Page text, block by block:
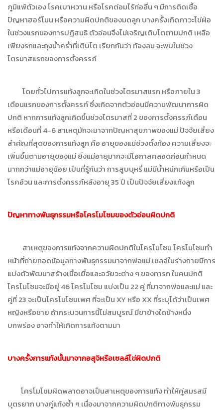
ภูมิแพ้ตัวเอง โรคเบาหวาน หรือโรคต่อมไร้ท่ออื่น ๆ มีการติดเชื้อ
ปัญหาฮอร์โมน หรือความผิดปกติของมดลูก บางครั้งเกิดภาวะไข่ฝ่อ
ในช่วงแรกของการปฏิสนธิ ตัวอ่อนจึงไม่เจริญเติบโตตามปกติ เหลือ
เพียงรกและถุงน้ำคร่ำที่เติบโต เรียกกันว่า ท้องลม จะพบในช่วง
ไตรมาสแรกของการตั้งครรภ์
โดยทั่วไปการแท้งลูกจะเกิดในช่วงไตรมาสแรก หรือภายใน 3
เดือนแรกของการตั้งครรภ์ ซึ่งเกิดจากตัวอ่อนมีความพัฒนาการผิด
ปกติ หากการแท้งลูกเกิดขึ้นช่วงไตรมาสที่ 2 ของการตั้งครรภ์เดือน
หรือเดือนที่ 4-6 สาเหตุมักจะมาจากปัญหาสุขภาพของแม่ ปัจจัยเสี่ยง
สำคัญที่สุดของการแท้งลูก คือ อายุของแม่ช่วงตั้งท้อง ความเสี่ยงจะ
เพิ่มขึ้นตามอายุของแม่ ยิ่งแม่อายุมากจะมีโอกาสคลอดก่อนกำหนด
มากกว่าแม่อายุน้อย เป็นที่รู้กันว่า การสูบบุหรี่ แม่มีน้ำหนักเกินหรือเป็น
โรคอ้วน และการตั้งครรภ์หลังอายุ 35 ปี เป็นปัจจัยเสี่ยงแท้งลูก
ปัญหาทางพันธุกรรมหรือโครโมโซมของตัวอ่อนผิดปกติ
สาเหตุของการแท้งจากความผิดปกติในโครโมโซม โครโมโซมทำ
หน้าที่ถ่ายทอดข้อมูลทางพันธุกรรมมาจากพ่อแม่ เซลล์ในร่างกายมีการ
แบ่งตัวพัฒนาสร้างเนื้อเยื่อและอวัยวะต่าง ๆ ของทารก ในคนปกติ
โครโมโซมจะมีอยู่ 46 โครโมโซม แบ่งเป็น 22 คู่ ที่มาจากพ่อและแม่ และ
คู่ที่ 23 จะเป็นโครโมโซมเพศ ที่จะเป็น XY หรือ XX ที่ระบุได้ว่าเป็นเพศ
หญิงหรือชาย ถ้ากระบวนการนี้ไม่สมบูรณ์ มีขาข้างใดข้างหนึ่ง
บกพร่อง อาจทำให้เกิดการแท้งตามมา
บางครั้งการแท้งนั้นมาจากอสุจิหรือเซลล์ไข่ผิดปกติ
โครโมโซมผิดพลาดอาจเป็นสาเหตุของการแท้ง ทำให้คู่สมรสมี
บุตรยาก บางคู่แท้งซ้ำ ๆ เนื่องมาจากความผิดปกติทางพันธุกรรม